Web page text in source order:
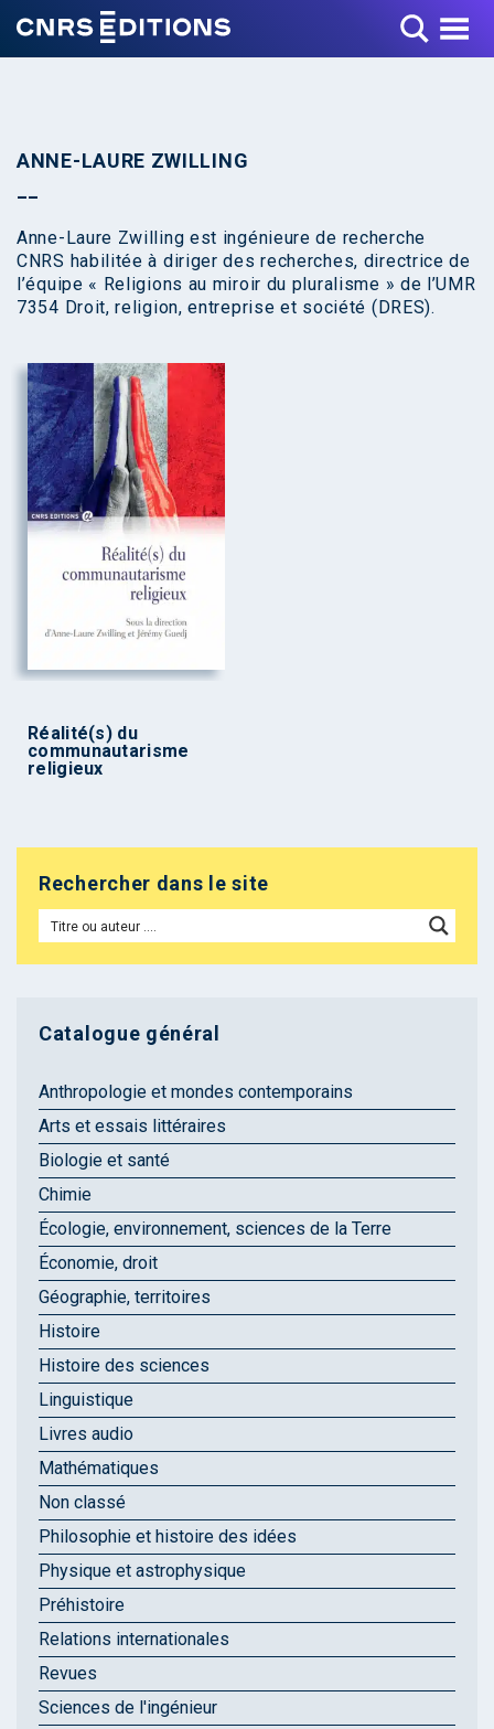
Toggle Menu
ANNE-LAURE ZWILLING
Anne-Laure Zwilling est ingénieure de recherche
CNRS habilitée à diriger des recherches, directrice de
l’équipe « Religions au miroir du pluralisme » de l’UMR
7354 Droit, religion, entreprise et société (DRES).
Réalité(s) du
communautarisme
religieux
Rechercher dans le site
Catalogue général
Anthropologie et mondes contemporains
Arts et essais littéraires
Biologie et santé
Chimie
Écologie, environnement, sciences de la Terre
Économie, droit
Géographie, territoires
Histoire
Histoire des sciences
Linguistique
Livres audio
Mathématiques
Non classé
Philosophie et histoire des idées
Physique et astrophysique
Préhistoire
Relations internationales
Revues
Sciences de l'ingénieur